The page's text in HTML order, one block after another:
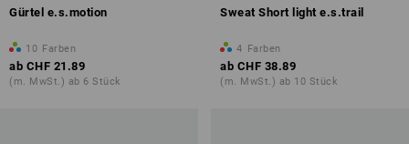
Gürtel e.s.motion
10 Farben
ab CHF 21.89
(m. MwSt.) ab 6 Stück
Sweat Short light e.s.trail
4 Farben
ab CHF 38.89
(m. MwSt.) ab 10 Stück